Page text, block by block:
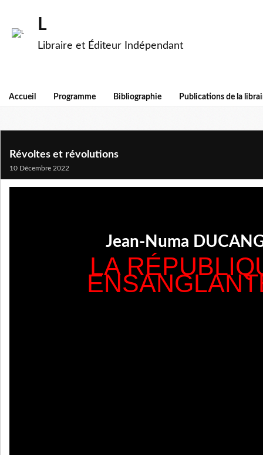
L
Libraire et Éditeur Indépendant
Accueil Programme Bibliographie Publications de la
Révoltes et révolutions
10 Décembre 2022
Jean-Numa
LA